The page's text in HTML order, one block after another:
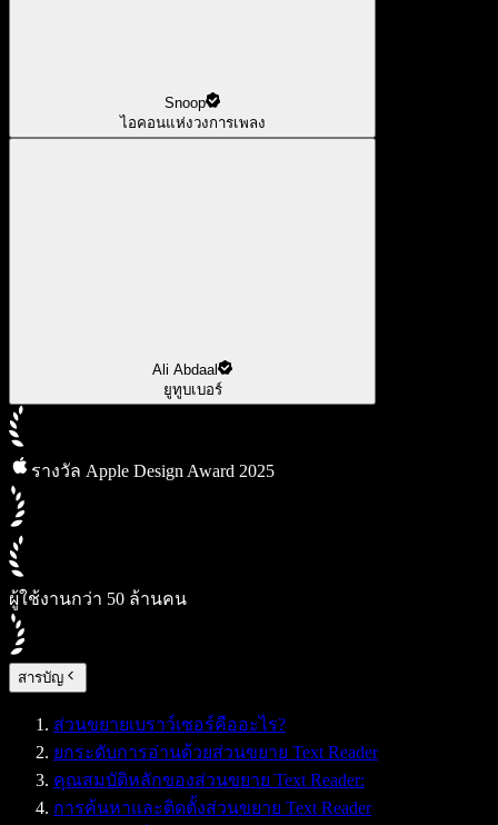
Snoop
ไอคอนแห่งวงการเพลง
Ali Abdaal
ยูทูบเบอร์
รางวัล Apple Design Award 2025
ผู้ใช้งานกว่า 50 ล้านคน
สารบัญ
ส่วนขยายเบราว์เซอร์คืออะไร?
ยกระดับการอ่านด้วยส่วนขยาย Text Reader
คุณสมบัติหลักของส่วนขยาย Text Reader:
การค้นหาและติดตั้งส่วนขยาย Text Reader